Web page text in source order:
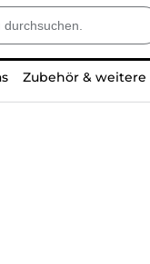
Zubehör &